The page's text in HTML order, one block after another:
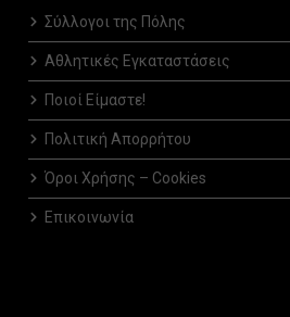
Σύλλογοι της Πόλης
Αθλητικές Εγκαταστάσεις
Ποιοί Είμαστε!
Πολιτική Απορρήτου
Όροι Χρήσης – Cookies
Επικοινωνία